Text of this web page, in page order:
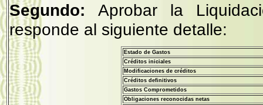
Segundo: Aprobar la
responde al siguiente detalle:
Estado de Gastos
Créditos iniciales
Modificaciones de créditos
Créditos definitivos
Gastos Comprometidos
Obligaciones reconocidas netas